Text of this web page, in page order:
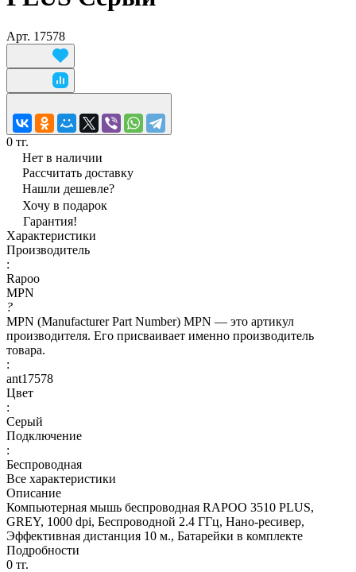
Арт. 17578
0 тг.
Нет в наличии
Рассчитать доставку
Нашли дешевле?
Хочу в подарок
Гарантия!
Характеристики
Производитель
:
Rapoo
MPN
?
MPN (Manufacturer Part Number) MPN — это артикул
производителя. Его присваивает именно производитель
товара.
:
ant17578
Цвет
:
Серый
Подключение
:
Беспроводная
Все характеристики
Описание
Компьютерная мышь беспроводная RAPOO 3510 PLUS,
GREY, 1000 dpi, Беспроводной 2.4 ГГц, Нано-ресивер,
Эффективная дистанция 10 м., Батарейки в комплекте
Подробности
0 тг.